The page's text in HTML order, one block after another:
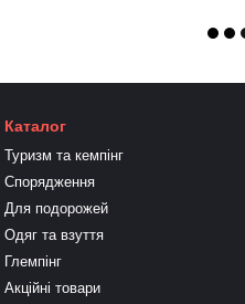
Каталог
Туризм та кемпінг
Спорядження
Для подорожей
Одяг та взуття
Глемпінг
Акційні товари